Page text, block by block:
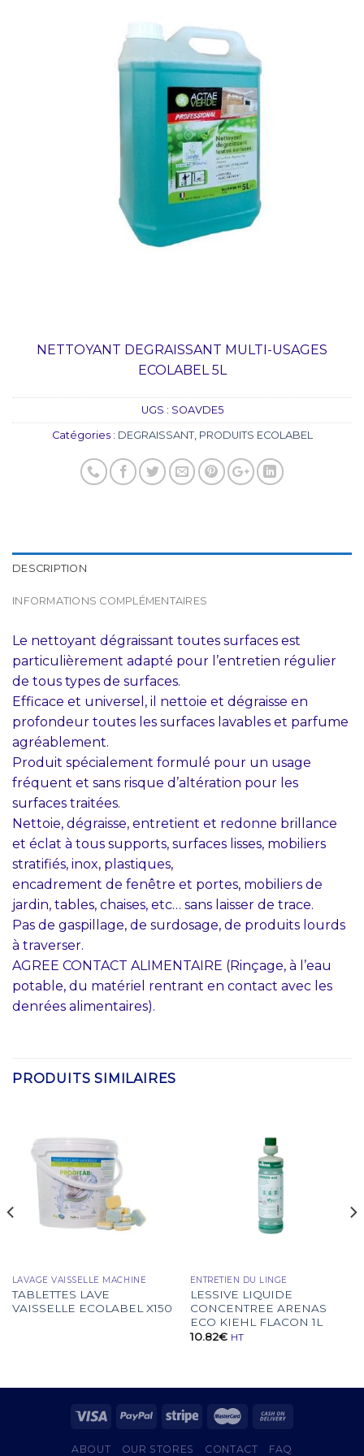
NETTOYANT DEGRAISSANT MULTI-USAGES
ECOLABEL 5L
UGS : SOAVDE5
Catégories : DEGRAISSANT, PRODUITS ECOLABEL
DESCRIPTION
INFORMATIONS COMPLÉMENTAIRES
Le nettoyant dégraissant toutes surfaces est
particulièrement adapté pour l’entretien régulier
de tous types de surfaces.
Efficace et universel, il nettoie et dégraisse en
profondeur toutes les surfaces lavables et parfume
agréablement.
Produit spécialement formulé pour un usage
fréquent et sans risque d’altération pour les
surfaces traitées.
Nettoie, dégraisse, entretient et redonne brillance
et éclat à tous supports, surfaces lisses, mobiliers
stratifiés, inox, plastiques,
encadrement de fenêtre et portes, mobiliers de
jardin, tables, chaises, etc… sans laisser de trace.
Pas de gaspillage, de surdosage, de produits lourds
à traverser.
AGREE CONTACT ALIMENTAIRE (Rinçage, à l’eau
potable, du matériel rentrant en contact avec les
denrées alimentaires).
PRODUITS SIMILAIRES
LAVAGE VAISSELLE MACHINE
TABLETTES LAVE
VAISSELLE ECOLABEL X150
ENTRETIEN DU LINGE
LESSIVE LIQUIDE
CONCENTREE ARENAS
ECO KIEHL FLACON 1L
10.82€ HT
ABOUT OUR STORES CONTACT FAQ